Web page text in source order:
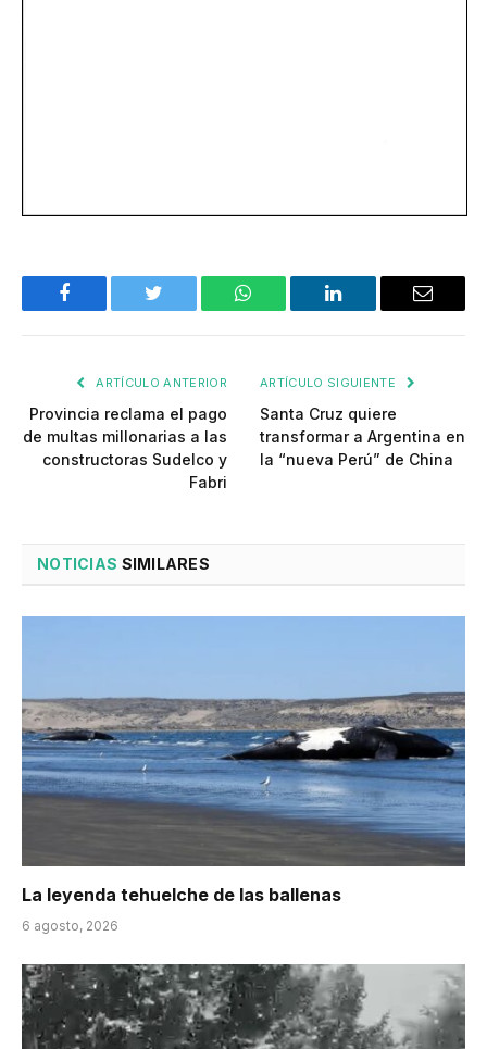
Facebook Twitter WhatsApp LinkedIn Email
ARTÍCULO ANTERIOR
Provincia reclama el pago
de multas millonarias a las
constructoras Sudelco y
Fabri
ARTÍCULO SIGUIENTE
Santa Cruz quiere
transformar a Argentina en
la “nueva Perú” de China
NOTICIAS SIMILARES
La leyenda tehuelche de las ballenas
6 agosto, 2026